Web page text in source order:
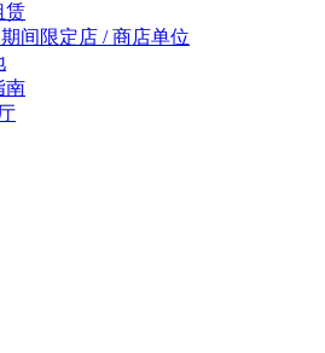
赁
间限定店 / 商店单位
南